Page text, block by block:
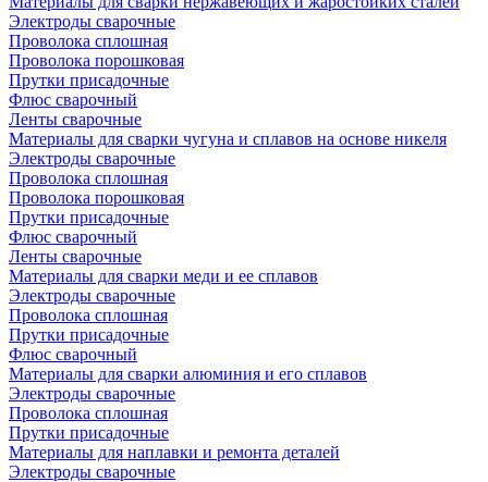
Электроды сварочные
Проволока сплошная
Проволока порошковая
Прутки присадочные
Флюс сварочный
Ленты сварочные
Материалы для сварки чугуна и сплавов на основе никеля
Электроды сварочные
Проволока сплошная
Проволока порошковая
Прутки присадочные
Флюс сварочный
Ленты сварочные
Материалы для сварки меди и ее сплавов
Электроды сварочные
Проволока сплошная
Прутки присадочные
Флюс сварочный
Материалы для сварки алюминия и его сплавов
Электроды сварочные
Проволока сплошная
Прутки присадочные
Материалы для наплавки и ремонта деталей
Электроды сварочные